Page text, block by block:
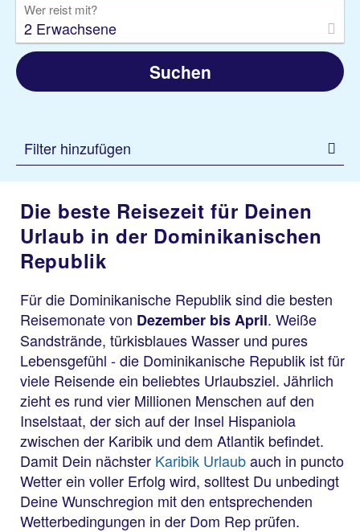
Wer reist mit?
2 Erwachsene
Suchen
Filter hinzufügen
Die beste Reisezeit für Deinen
Urlaub in der Dominikanischen
Republik
Für die Dominikanische Republik sind die besten
Reisemonate von Dezember bis April. Weiße
Sandstrände, türkisblaues Wasser und pures
Lebensgefühl - die Dominikanische Republik ist für
viele Reisende ein beliebtes Urlaubsziel. Jährlich
zieht es rund vier Millionen Menschen auf den
Inselstaat, der sich auf der Insel Hispaniola
zwischen der Karibik und dem Atlantik befindet.
Damit Dein nächster Karibik Urlaubauch in puncto
Wetter ein voller Erfolg wird, solltest Du unbedingt
Deine Wunschregion mit den entsprechenden
Wetterbedingungen in der Dom Rep prüfen.